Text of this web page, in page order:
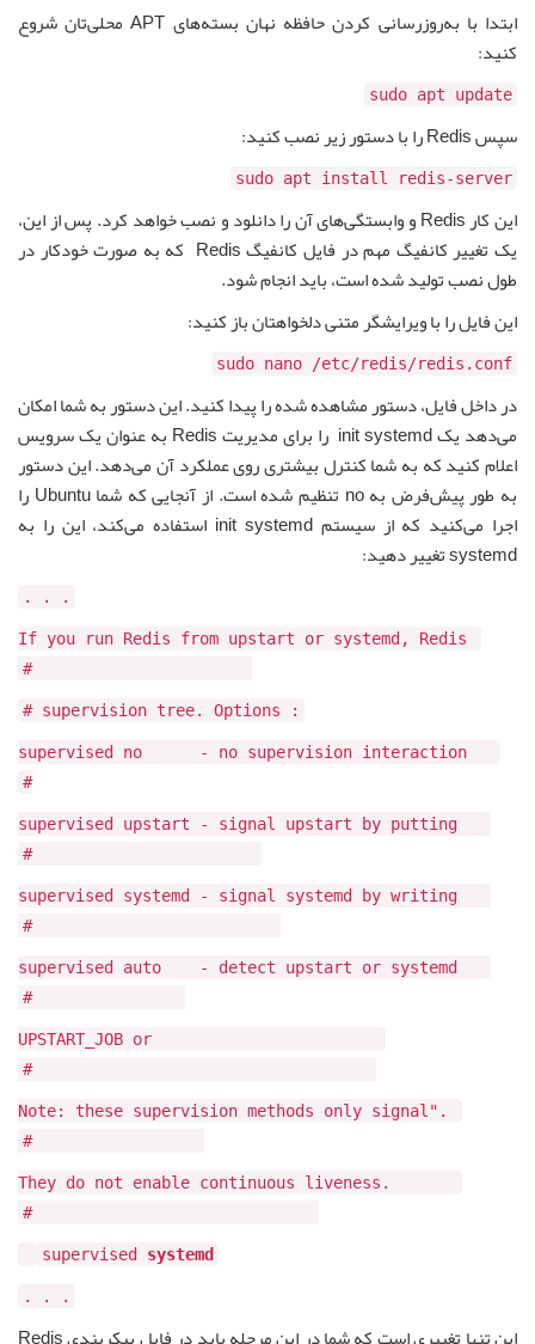
ابتدا با به‌روزرسانی کردن حافظه نهان بسته‌های APT محلی‌تان شروع
کنید:
sudo apt update
سپس Redis را با دستور زیر نصب کنید:
sudo apt install redis-server
این کار Redis و وابستگی‌های آن را دانلود و نصب خواهد کرد. پس از این،
یک تغییر کانفیگ مهم در فایل کانفیگ Redis که به صورت خودکار در
طول نصب تولید شده است، باید انجام شود.
این فایل را با ویرایشگر متنی دلخواهتان باز کنید:
sudo nano /etc/redis/redis.conf
در داخل فایل، دستور مشاهده شده را پیدا کنید. این دستور به شما امکان
می‌دهد یک init systemd را برای مدیریت Redis به عنوان یک سرویس
اعلام کنید که به شما کنترل بیشتری روی عملکرد آن می‌دهد. این دستور
به طور پیش‌فرض به no تنظیم شده است. از آنجایی که شما Ubuntu را
اجرا می‌کنید که از سیستم init systemd استفاده می‌کند، این را به
systemd تغییر دهید:
. . .
If you run Redis from upstart or systemd, Redis
: supervision tree. Options #
supervised no - no supervision interaction
#
supervised upstart - signal upstart by putting
supervised systemd - signal systemd by writing
supervised auto - detect upstart or systemd
UPSTART_JOB or
."Note: these supervision methods only signal
.They do not enable continuous liveness
supervised systemd
. . .